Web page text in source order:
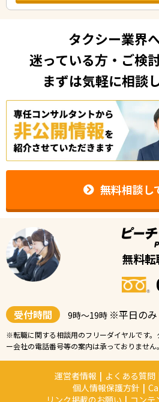
タクシー業界
迷っている方・ご検
まずは気軽に相談
無料相談し
無料
受付時間 9時〜19時 ※平日のみ
※転職に関する相談用のフリーダイヤルです
ー会社の電話番号等の案内は承っておりません。
運営者情報 | よくある質問
個人情報保護方針 |
リンク掲載のお願い | コンテ